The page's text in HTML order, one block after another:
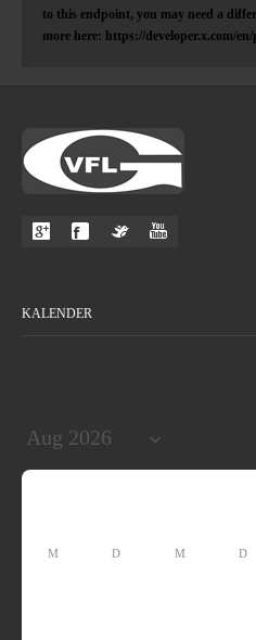
to this endpoint, you may need a
more here: https://developer.x.com/
KALENDER
M D M D